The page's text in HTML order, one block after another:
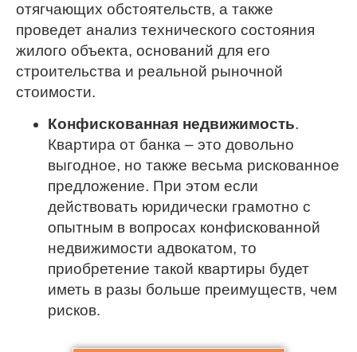
отягчающих обстоятельств, а также
проведет анализ технического состояния
жилого объекта, оснований для его
строительства и реальной рыночной
стоимости.
Конфискованная недвижимость.
Квартира от банка – это довольно
выгодное, но также весьма рискованное
предложение. При этом если
действовать юридически грамотно с
опытным в вопросах конфискованной
недвижимости адвокатом, то
приобретение такой квартиры будет
иметь в разы больше преимуществ, чем
рисков.